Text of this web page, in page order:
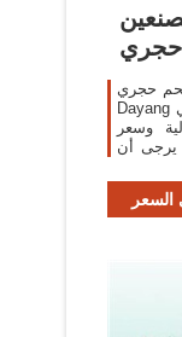
حجري
Dayang الآن! لدينا آلة مطحنة بيليه الجودة يأتي في
وسعر
يرجى أن